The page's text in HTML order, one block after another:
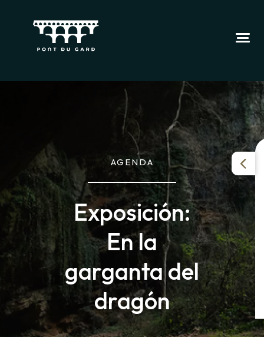
AGENDA
Exposición:
En la
garganta del
dragón